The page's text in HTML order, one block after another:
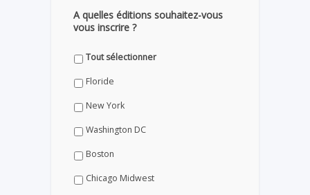
A quelles éditions souhaitez-vous
vous inscrire ?
Tout sélectionner
Floride
New York
Washington DC
Boston
Chicago Midwest